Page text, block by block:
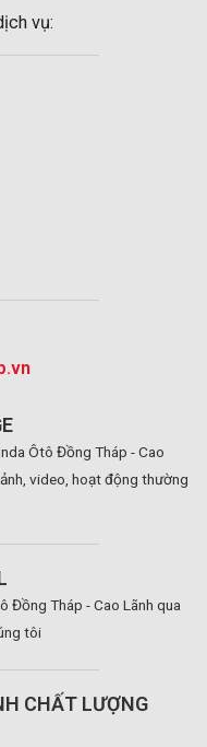
vụ:
Ôtô Đồng Tháp - Cao
video, hoạt động thường
Đồng Tháp - Cao Lãnh qua
tôi
CHẤT LƯỢNG